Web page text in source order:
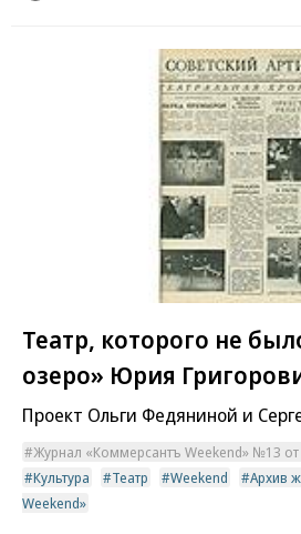
Театр, которого не
озеро» Юрия
Проект Ольги Федяниной и
Журнал «Коммерсантъ Weekend» №13 от
Культура
Театр Weekend
Архив
Weekend»